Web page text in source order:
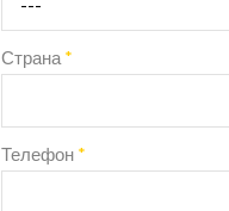
Страна *
Телефон *